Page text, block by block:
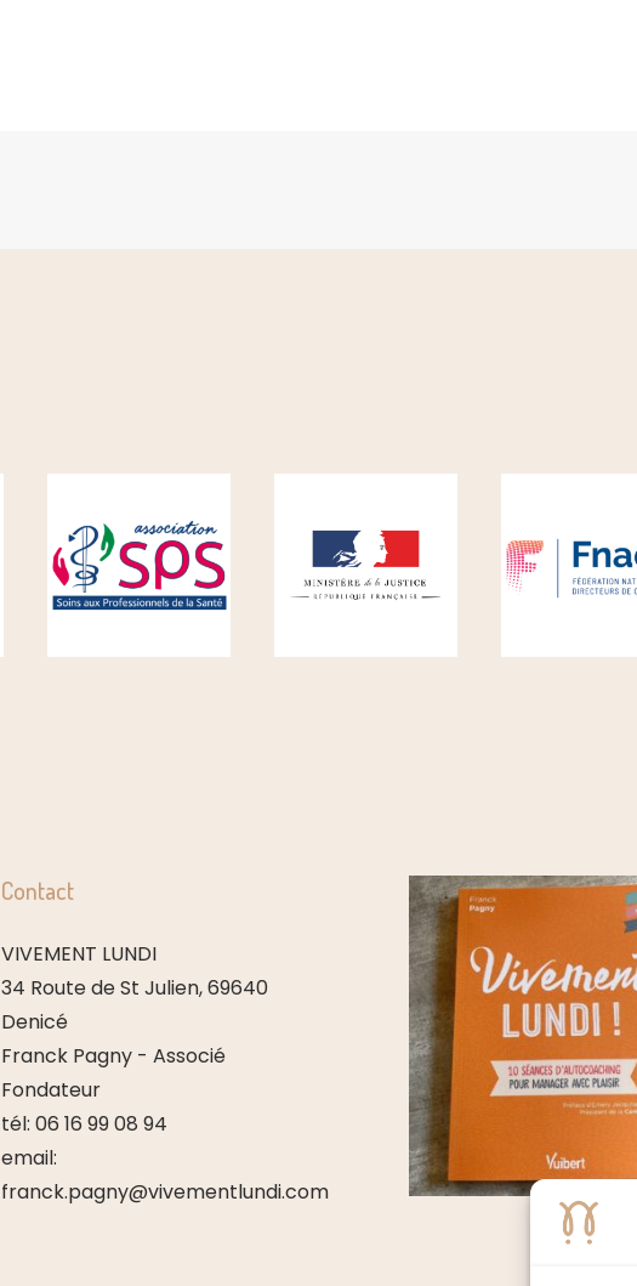
Contact
VIVEMENT LUNDI
34 Route de St Julien, 69640
Denicé
Franck Pagny - Associé
Fondateur
tél: 06 16 99 08 94
email:
franck.pagny@vivementlundi.com